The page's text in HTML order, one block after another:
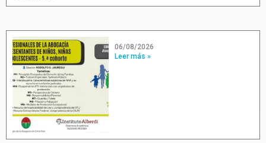
06/08/2026
Leer más »